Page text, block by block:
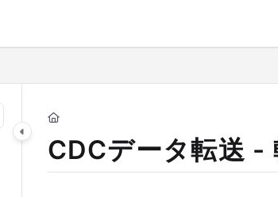
further.
CDCデータ転送